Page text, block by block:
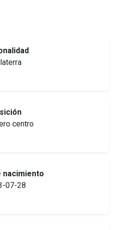
centro
nacimiento
07-28